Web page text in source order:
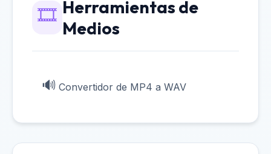
🎞️ Herramientas de
Medios
🔊 Convertidor de MP4 a WAV